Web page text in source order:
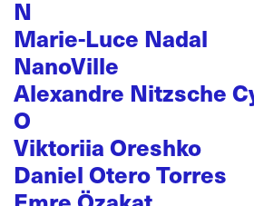
N
Marie-Luce Nadal
NanoVille
Alexandre Nitzsche
O
Viktoriia Oreshko
Daniel Otero Torres